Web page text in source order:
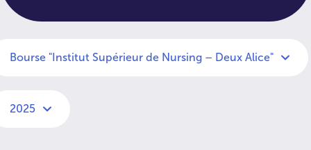
Bourse "Institut Supérieur de Nursing – Deux Alice"
2025